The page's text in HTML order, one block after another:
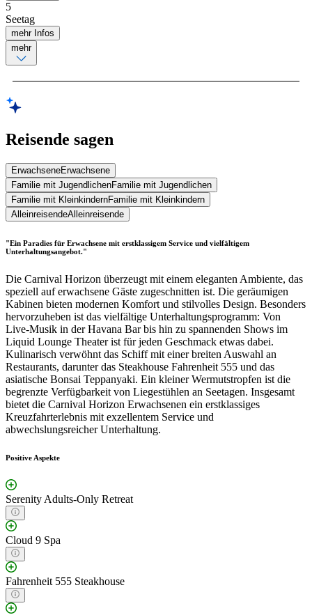
5
Seetag
mehr Infos
mehr
Reisende sagen
ErwachseneErwachsene
Familie mit JugendlichenFamilie mit Jugendlichen
Familie mit KleinkindernFamilie mit Kleinkindern
AlleinreisendeAlleinreisende
"Ein Paradies für Erwachsene mit erstklassigem Service und vielfältigem
Unterhaltungsangebot."
Die Carnival Horizon überzeugt mit einem eleganten Ambiente, das
speziell auf erwachsene Gäste zugeschnitten ist. Die geräumigen
Kabinen bieten modernen Komfort und stilvolles Design. Besonders
hervorzuheben ist das vielfältige Unterhaltungsprogramm: Von
Live-Musik in der Havana Bar bis hin zu spannenden Shows im
Liquid Lounge Theater ist für jeden Geschmack etwas dabei.
Kulinarisch verwöhnt das Schiff mit einer breiten Auswahl an
Restaurants, darunter das Steakhouse Fahrenheit 555 und das
asiatische Bonsai Teppanyaki. Ein kleiner Wermutstropfen ist die
begrenzte Verfügbarkeit von Liegestühlen an Seetagen. Insgesamt
bietet die Carnival Horizon Erwachsenen ein erstklassiges
Kreuzfahrterlebnis mit exzellentem Service und
abwechslungsreicher Unterhaltung.
Positive Aspekte
Serenity Adults-Only Retreat
Cloud 9 Spa
Fahrenheit 555 Steakhouse